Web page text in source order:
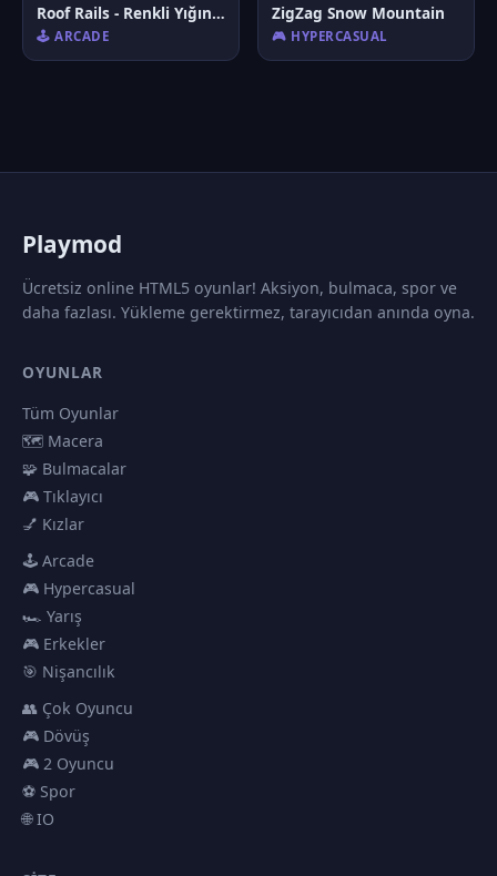
Roof Rails - Renkli Yığın 3D
🕹️ ARCADE
ZigZag Snow Mountain
🎮 HYPERCASUAL
Playmod
Ücretsiz online HTML5 oyunlar! Aksiyon, bulmaca, spor ve
daha fazlası. Yükleme gerektirmez, tarayıcıdan anında oyna.
OYUNLAR
Tüm Oyunlar
🗺️ Macera
🧩 Bulmacalar
🎮 Tıklayıcı
💅 Kızlar
🕹️ Arcade
🎮 Hypercasual
🏎️ Yarış
🎮 Erkekler
🎯 Nişancılık
👥 Çok Oyuncu
🎮 Dövüş
🎮 2 Oyuncu
⚽ Spor
🌐 IO